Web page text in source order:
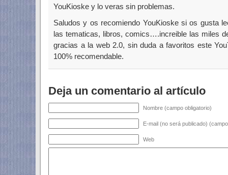
YouKioske y lo veras sin problemas.
Saludos y os recomiendo YouKioske si os gusta
las tematicas, libros, comics….increible las miles
gracias a la web 2.0, sin duda a favoritos este
100% recomendable.
Deja un comentario al artículo
Nombre (campo obligatorio)
E-mail (no será publicado)
Web